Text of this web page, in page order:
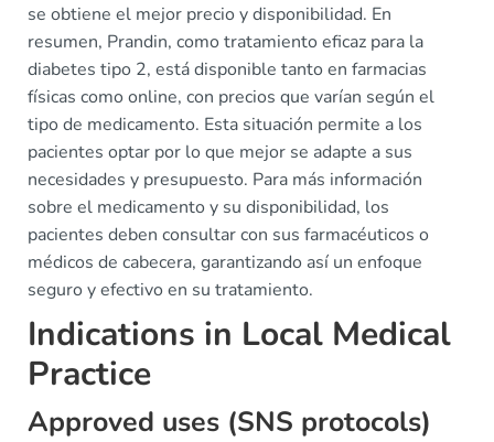
se obtiene el mejor precio y disponibilidad. En
resumen, Prandin, como tratamiento eficaz para la
diabetes tipo 2, está disponible tanto en farmacias
físicas como online, con precios que varían según el
tipo de medicamento. Esta situación permite a los
pacientes optar por lo que mejor se adapte a sus
necesidades y presupuesto. Para más información
sobre el medicamento y su disponibilidad, los
pacientes deben consultar con sus farmacéuticos o
médicos de cabecera, garantizando así un enfoque
seguro y efectivo en su tratamiento.
Indications in Local Medical
Practice
Approved uses (SNS protocols)